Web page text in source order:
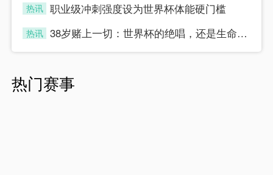
热讯 职业级冲刺强度设为世界杯体能硬门槛
热讯
38岁赌上一切：世界杯的绝唱，还是生命的最后冲刺？
热门赛事